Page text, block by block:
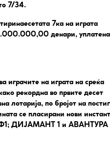
7/34.
7ка на играта
денари,
играчите на играта на среќа
рекордна во првите десет
лотарија, по бројот на
се пласирани нови инстант
ДИЈАМАНТ 1 и АВАНТУРА